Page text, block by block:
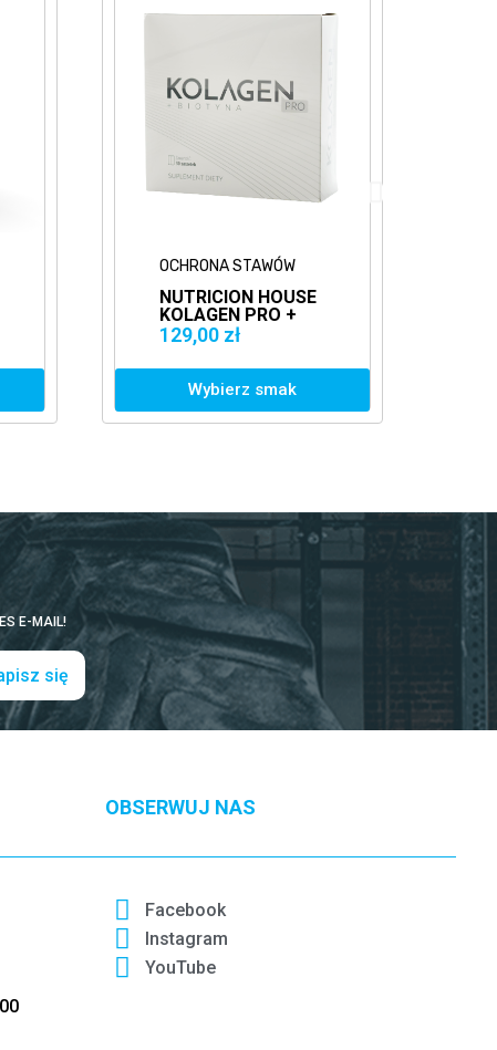
PRO +
E-MAIL!
się
OBSERWUJ NAS
Facebook
Instagram
YouTube